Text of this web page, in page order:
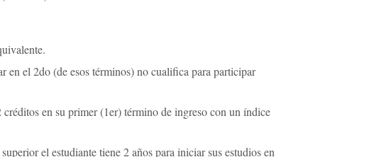
en el 2do (de esos términos) no cualifica para participar
en su primer (1er) término de ingreso con un índice
el estudiante tiene 2 años para iniciar sus estudios en